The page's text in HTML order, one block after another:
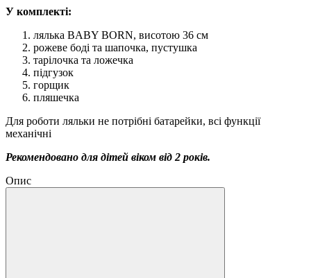
У комплекті:
лялька BABY BORN, висотою 36 см
рожеве боді та шапочка, пустушка
тарілочка та ложечка
підгузок
горщик
пляшечка
Для роботи ляльки не потрібні батарейки, всі функції
механічні
Рекомендовано для дітей віком від 2 років.
Опис